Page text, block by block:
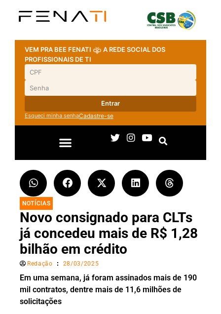
VEM PRA BEE FENATI
A REDE SOCIAL DOS
PROFISSIONAIS DE TI
Entrar
Esqueci minha senhaCadastre-se
NOTÍCIAS
Novo consignado para CLTs
já concedeu mais de R$ 1,28
bilhão em crédito
Redação 28/03/2025
Em uma semana, já foram assinados mais de 190
mil contratos, dentre mais de 11,6 milhões de
solicitações